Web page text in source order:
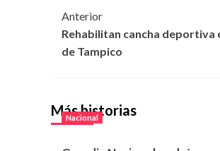
Navegación
de
entradas
Anterior
Rehabilitan cancha deportiva
de Tampico
Más historias
Nacional